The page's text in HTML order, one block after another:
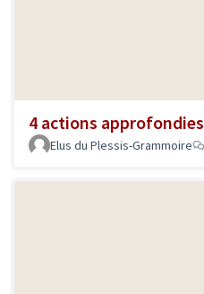
4 actions approfondies
Elus du Plessis-Grammoire